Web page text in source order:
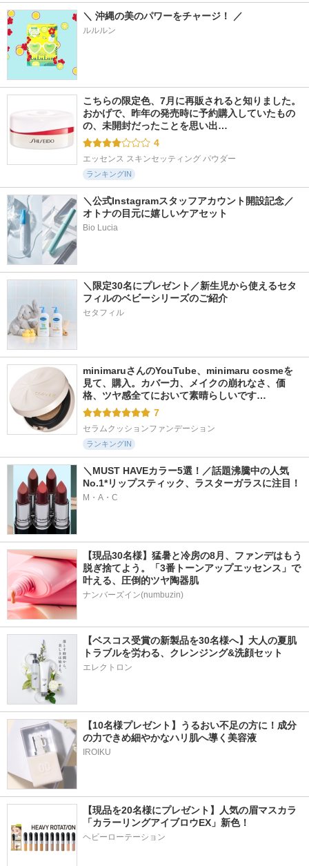
＼ 沖縄の美のパワーをチャージ！ ／
ルルルン
こちらの限定色、7月に再販されると知りました。
おかげで、昨年の発売時に予約購入していたもの
の、未開封だったことを思い出…
4
エッセンス スキンセッティング パウダー
ランキングIN
＼公式Instagramスタッフアカウント開設記念／
オトナの目元に嬉しいケアセット
Bio Lucia
＼限定30名にプレゼント／新生児から使えるセタ
フィルのベビーシリーズのご紹介
セタフィル
minimaruさんのYouTube、minimaru cosmeを
見て、購入。カバー力、メイクの崩れなさ、価
格、ツヤ感全てにおいて素晴らしいです…
7
セラムクッションファンデーション
ランキングIN
＼MUST HAVEカラー5選！／話題沸騰中の人気
No.1*リップスティック、ラスターガラスに注目！
M・A・C
【現品30名様】猛暑と冷房の8月、ファンデはもう
脱ぎ捨てよう。「3番トーンアップエッセンス」で
叶える、圧倒的ツヤ陶器肌
ナンバーズイン(numbuzin)
【ベスコス受賞の新製品を30名様へ】大人の夏肌
トラブルを労わる、クレンジング&洗顔セット
エレクトロン
【10名様プレゼント】うるおい不足の方に！成分
の力できめ細やかなハリ肌へ導く美容液
IROIKU
【現品を20名様にプレゼント】人気の眉マスカラ
「カラーリングアイブロウEX」新色！
ヘビーローテーション